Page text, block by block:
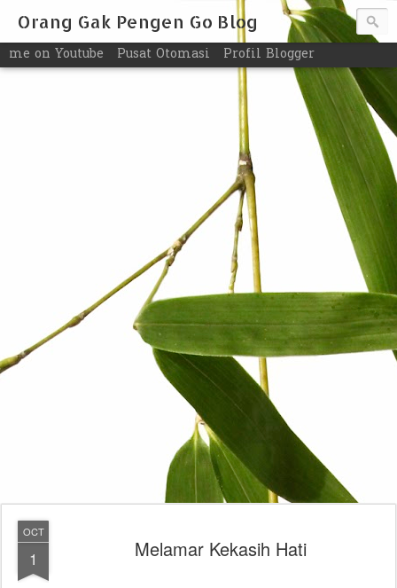
Orang Gak Pengen Go Blog
me on Youtube Pusat Otomasi Profil Blogger
OCT
1 Melamar Kekasih Hati